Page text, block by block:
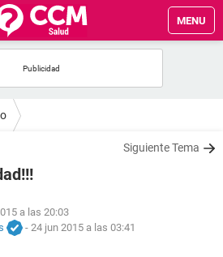
MENU
Siguiente Tema
a las 20:03
- 24 jun 2015 a las 03:41